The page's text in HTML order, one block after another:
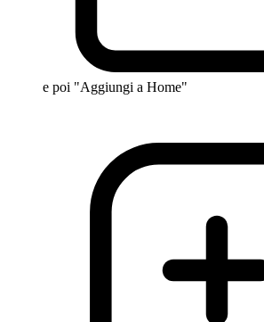
e poi "Aggiungi a Home"